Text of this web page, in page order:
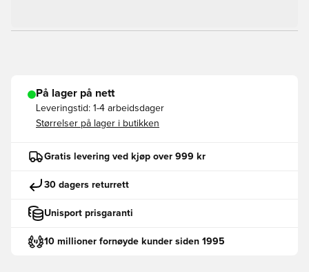
På lager på nett
Leveringstid: 1-4 arbeidsdager
Størrelser på lager i butikken
Gratis levering ved kjøp over 999 kr
30 dagers returrett
Unisport prisgaranti
10 millioner fornøyde kunder siden 1995